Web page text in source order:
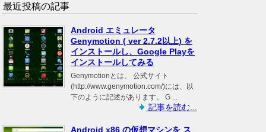
最近投稿の記事
Android エミュレータ
Genymotion ( ver 2.7.2以上) を
インストールし、Google Playを
インストールしてみる
Genymotionとは、 公式サイト
(http://www.genymotion.com/)には、以
下のように記述があります。 G ...
記事を読む...
Android x86 の仮想マシンを ス